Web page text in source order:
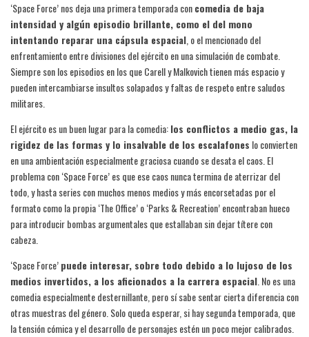
‘Space Force’ nos deja una primera temporada concomedia de baja
intensidad y algún episodio brillante, como el del mono
intentando reparar una cápsula espacial , o el mencionado del
enfrentamiento entre divisiones del ejército en una simulación de combate.
Siempre son los episodios en los que Carell y Malkovich tienen más espacio y
pueden intercambiarse insultos solapados y faltas de respeto entre saludos
militares.
El ejército es un buen lugar para la comedia:los conflictos a medio gas, la
rigidez de las formas y lo insalvable de los escalafones lo convierten
en una ambientación especialmente graciosa cuando se desata el caos. El
problema con ‘Space Force’ es que ese caos nunca termina de aterrizar del
todo, y hasta series con muchos menos medios y más encorsetadas por el
formato como la propia ‘The Office’ o ‘Parks & Recreation’ encontraban hueco
para introducir bombas argumentales que estallaban sin dejar títere con
cabeza.
‘Space Force’puede interesar, sobre todo debido a lo lujoso de los
medios invertidos, a los aficionados a la carrera espacial . No es una
comedia especialmente desternillante, pero sí sabe sentar cierta diferencia con
otras muestras del género. Solo queda esperar, si hay segunda temporada, que
la tensión cómica y el desarrollo de personajes estén un poco mejor calibrados.